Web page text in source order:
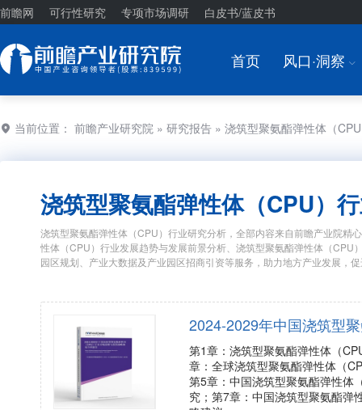
前瞻网 可行性研究 专项市场调研 白皮书/蓝皮书
首页 风口·洞察 I
当前位置： 前瞻产业研究院 » 研究报告 » 浇筑型聚氨酯弹性体（
浇筑型聚氨酯弹性体（CPU）
浇筑型聚氨酯弹性体（CPU）行业研究分析，全部内容来自前瞻产业院
性体（CPU）行业发展趋势与发展前景分析、浇筑型聚氨酯弹性体（
园区规划、产业大数据及产业园区招商引资等服务，助力地方产业发展，
2024-2029年中国浇筑型
第1章：浇筑型聚氨酯弹性体（
章：全球浇筑型聚氨酯弹性体（
第5章：中国浇筑型聚氨酯弹性体
究；第7章：中国浇筑型聚氨酯弹